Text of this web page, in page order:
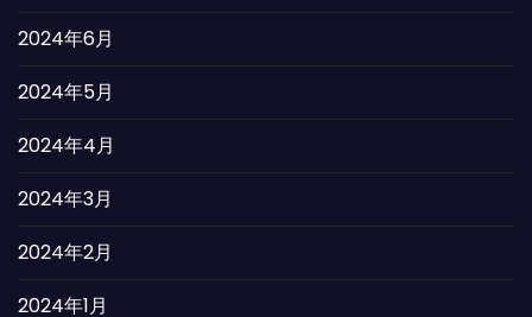
2024年6月
2024年5月
2024年4月
2024年3月
2024年2月
2024年1月